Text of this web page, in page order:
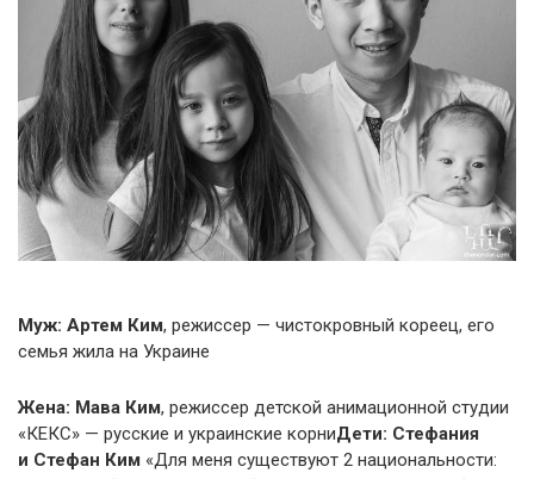
Муж: Артем Ким, режиссер — чистокровный кореец, его
семья жила на Украине
Жена: Мава Ким, режиссер детской анимационной студии
«КЕКС» — русские и украинские корниДети: Стефания
и Стефан Ким «Для меня существуют 2 национальности: